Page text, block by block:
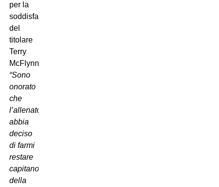
per la
soddisfazione
del
titolare
Terry
McFlynn:
“Sono
onorato
che
l’allenatore
abbia
deciso
di farmi
restare
capitano
della